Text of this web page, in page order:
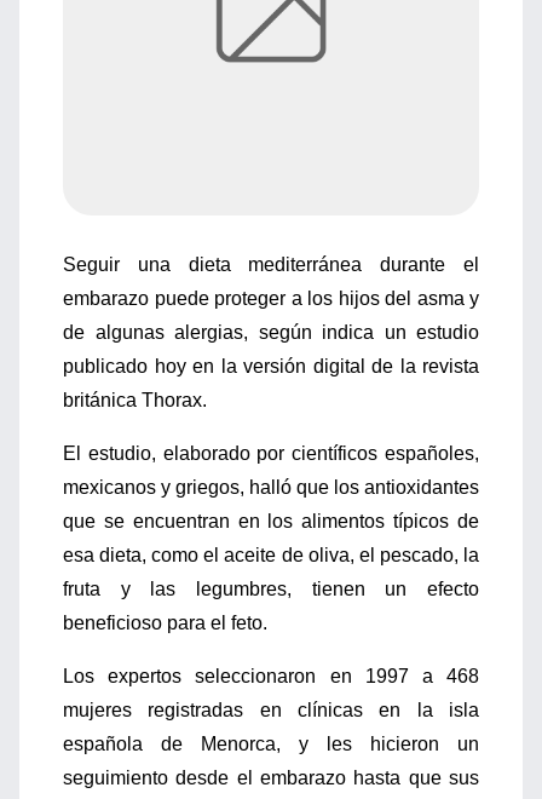
Seguir una dieta mediterránea durante el
embarazo puede proteger a los hijos del asma y
de algunas alergias, según indica un estudio
publicado hoy en la versión digital de la revista
británica Thorax.
El estudio, elaborado por científicos españoles,
mexicanos y griegos, halló que los antioxidantes
que se encuentran en los alimentos típicos de
esa dieta, como el aceite de oliva, el pescado, la
fruta y las legumbres, tienen un efecto
beneficioso para el feto.
Los expertos seleccionaron en 1997 a 468
mujeres registradas en clínicas en la isla
española de Menorca, y les hicieron un
seguimiento desde el embarazo hasta que sus